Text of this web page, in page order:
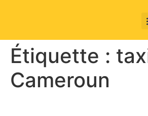
Étiquette :
Cameroun